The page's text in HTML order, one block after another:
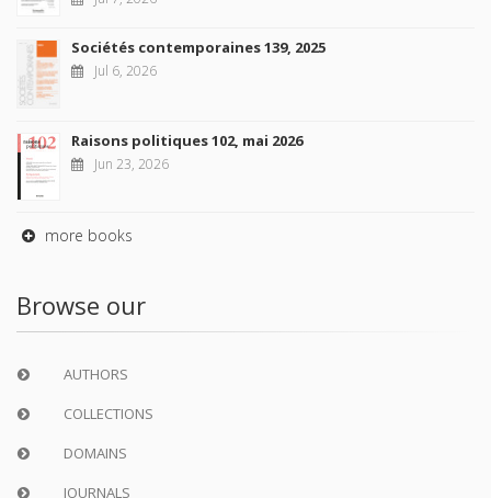
Sociétés contemporaines 139, 2025
Jul 6, 2026
Raisons politiques 102, mai 2026
Jun 23, 2026
more books
Browse our
AUTHORS
COLLECTIONS
DOMAINS
JOURNALS